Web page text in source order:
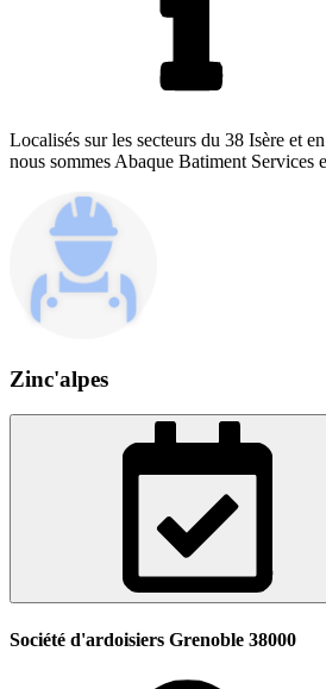
Localisés sur les secteurs du 38 Isère et
nous sommes Abaque Batiment Services
Zinc'alpes
Société d'ardoisiers Grenoble 38000